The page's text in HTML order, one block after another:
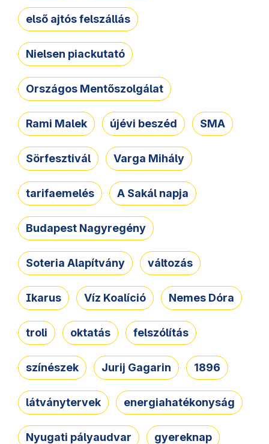
első ajtós felszállás
Nielsen piackutató
Országos Mentőszolgálat
Rami Malek újévi beszéd SMA
Sörfesztivál Varga Mihály
tarifaemelés A Sakál napja
Budapest Nagyregény
Soteria Alapítvány változás
Ikarus Víz Koalíció Nemes Dóra
troli oktatás felszólítás
színészek Jurij Gagarin 1896
látványtervek energiahatékonyság
Nyugati pályaudvar gyereknap